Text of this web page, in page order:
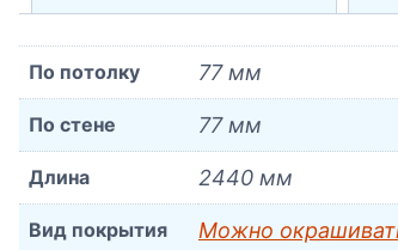
По потолку 77 мм
По стене 77 мм
Длина 2440 мм
Вид покрытия Можно